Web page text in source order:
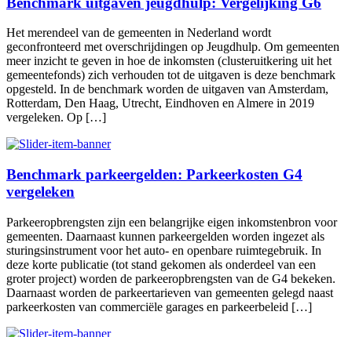
Het merendeel van de gemeenten in Nederland wordt
geconfronteerd met overschrijdingen op Jeugdhulp. Om gemeenten
meer inzicht te geven in hoe de inkomsten (clusteruitkering uit het
gemeentefonds) zich verhouden tot de uitgaven is deze benchmark
opgesteld. In de benchmark worden de uitgaven van Amsterdam,
Rotterdam, Den Haag, Utrecht, Eindhoven en Almere in 2019
vergeleken. Op […]
Benchmark parkeergelden: Parkeerkosten G4
vergeleken
Parkeeropbrengsten zijn een belangrijke eigen inkomstenbron voor
gemeenten. Daarnaast kunnen parkeergelden worden ingezet als
sturingsinstrument voor het auto- en openbare ruimtegebruik. In
deze korte publicatie (tot stand gekomen als onderdeel van een
groter project) worden de parkeeropbrengsten van de G4 bekeken.
Daarnaast worden de parkeertarieven van gemeenten gelegd naast
parkeerkosten van commerciële garages en parkeerbeleid […]